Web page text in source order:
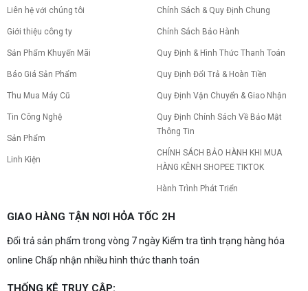
Tình trạng PC gaming nóng quạt kêu to khiến
máy giật lag, giảm tuổi thọ? Tìm hiểu ngay
nguyên nhân và cách khắc phục hiệu quả để máy
CPU AMD Ryzen 7 7700X3D full box mới
ra mắt: Nhanh, Mạnh, Giá tốt
với công nghệ 3D V-Cache đỉnh cao, mang lại
10 Nguyên nhân khiến PC gaming bị tụt
FPS thường gặp
PC gaming bị tụt FPS sau một thời gian? Tìm hiểu
và cách kiểm tra, khắc phục từng bước tại Vi Tính
NVIDIA Hoãn Ra Mắt Dòng RTX 50
"Mắc Kẹt" Vì Giá RAM GDDR7 3GB
NVIDIA đột ngột tạm hoãn ra mắt dòng card đồ
bến nhà máy của các đối tác. Nguyên nhân chính
nhớ GDDR7 3GB, khi chi phí cao gấp 3 lần so với
Liên hệ với chúng tôi
Giới thiệu công ty
Sản Phẩm Khuyến Mãi
Báo Giá Sản Phẩm
Thu Mua Máy Cũ
Tin Công Nghệ
Sản Phẩm
Linh Kiện
Chính Sách & Quy Định Chung
Chính Sách Bảo Hành
Quy Định & Hình Thức Thanh Toán
Quy Định Đổi Trả & Hoàn Tiền
Quy Định Vận Chuyển & Giao Nhận
Quy Định Chính Sách Về Bảo Mật
Thông Tin
CHÍNH SÁCH BẢO HÀNH KHI MUA
HÀNG KÊNH SHOPEE TIKTOK
Hành Trình Phát Triển
GIAO HÀNG TẬN NƠI HỎA TỐC 2H
Đổi trả sản phẩm trong vòng 7 ngày Kiểm tra tình trạng hàng hóa
online Chấp nhận nhiều hình thức thanh toán
THỐNG KÊ TRUY CẬP: